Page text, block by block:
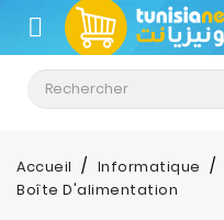
CATÉGORIE
Climatisation
Informatique
Accueil Informatique
Boîte D'alimentation